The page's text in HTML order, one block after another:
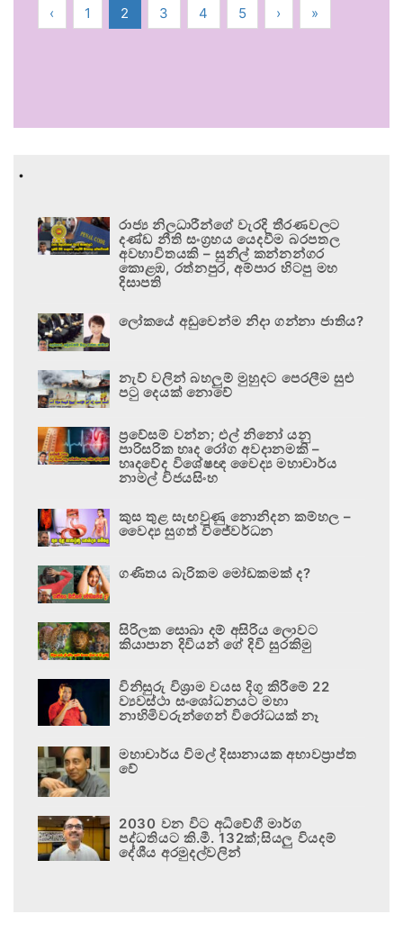
‹ 1 2 3 4 5 › »
.
රාජ්‍ය නිලධාරීන්ගේ වැරදි තීරණවලට
දණ්ඩ නීති සංග්‍රහය යෙදවීම බරපතල
අවභාවිතයකි – සුනිල් කන්නන්ගර
කොළඹ, රත්නපුර, අම්පාර හිටපු මහ
දිසාපති
ලෝකයේ අඩුවෙන්ම නිදා ගන්නා ජාතිය?
නැව් වලින් බහලුම් මුහුදට පෙරලීම සුළු
පටු දෙයක් නොවේ
ප්‍රවේසම් වන්න; එල් නිනෝ යනු
පාරිසරික හෘද රෝග අවදානමකි –
හෘදවේද විශේෂඥ වෛද්‍ය මහාචාර්ය
නාමල් විජයසිංහ
කුස තුළ සැඟවුණු නොනිදන කම්හල –
වෛද්‍ය සුගත් විජේවර්ධන
ගණිතය බැරිකම මෝඩකමක් ද?
සිරිලක සොබා දම් අසිරිය ලොවට
කියාපාන දිවියන් ගේ දිවි සුරකිමු
විනිසුරු විශ්‍රාම වයස දිගු කිරීමේ 22
ව්‍යවස්ථා සංශෝධනයට මහා
නාහිමිවරුන්ගෙන් විරෝධයක් නෑ
මහාචාර්ය විමල් දිසානායක අභාවප්‍රාප්ත
වේ
2030 වන විට අධිවේගී මාර්ග
පද්ධතියට කි.මී. 132ක්;සියලු වියදම්
දේශීය අරමුදල්වලින්